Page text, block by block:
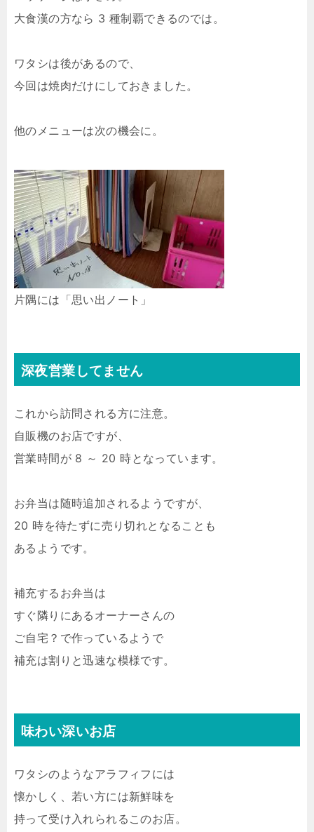
大食漢の方なら 3 種制覇できるのでは。
ワタシは後があるので、
今回は焼肉だけにしておきました。
他のメニューは次の機会に。
片隅には「思い出ノート」
深夜営業してません
これから訪問される方に注意。
自販機のお店ですが、
営業時間が 8 ～ 20 時となっています。
お弁当は随時追加されるようですが、
20 時を待たずに売り切れとなることも
あるようです。
補充するお弁当は
すぐ隣りにあるオーナーさんの
ご自宅？で作っているようで
補充は割りと迅速な模様です。
味わい深いお店
ワタシのようなアラフィフには
懐かしく、若い方には新鮮味を
持って受け入れられるこのお店。